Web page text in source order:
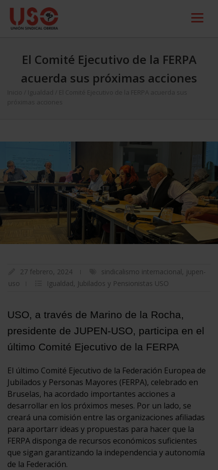
El Comité Ejecutivo de la FERPA
acuerda sus próximas acciones
Inicio Igualdad
El Comité Ejecutivo de la FERPA acuerda sus
próximas acciones
27 febrero, 2024 sindicalismo internacional, jupen-
uso
Igualdad, Jubilados y Pensionistas USO
USO, a través de Marino de la Rocha,
presidente de JUPEN-USO, participa en el
último Comité Ejecutivo de la FERPA
El último Comité Ejecutivo de la Federación Europea de
Jubilados y Personas Mayores (FERPA), celebrado en
Bruselas, ha acordado importantes acciones a
desarrollar en los próximos meses. Por un lado, se
creará una comisión entre las organizaciones afiliadas
para aportarr ideas y propuestas para hacer que la
FERPA disponga de recursos económicos suficientes
que sigan garantizando la independencia y autonomía
de la Federación.